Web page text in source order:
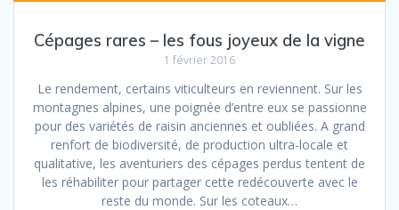
Cépages rares – les fous joyeux de la vigne
1 février 2016
Le rendement, certains viticulteurs en reviennent. Sur les
montagnes alpines, une poignée d’entre eux se passionne
pour des variétés de raisin anciennes et oubliées. A grand
renfort de biodiversité, de production ultra-locale et
qualitative, les aventuriers des cépages perdus tentent de
les réhabiliter pour partager cette redécouverte avec le
reste du monde. Sur les coteaux…